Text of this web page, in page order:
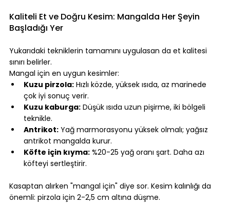
Kaliteli Et ve Doğru Kesim: Mangalda Her Şeyin
Başladığı Yer
Yukarıdaki tekniklerin tamamını uygulasan da et kalitesi
sınırı belirler.
Mangal için en uygun kesimler:
Kuzu pirzola: Hızlı közde, yüksek ısıda, az marinede
çok iyi sonuç verir.
Kuzu kaburga: Düşük ısıda uzun pişirme, iki bölgeli
teknikle.
Antrikot: Yağ marmorasyonu yüksek olmalı; yağsız
antrikot mangalda kurur.
Köfte için kıyma: %20-25 yağ oranı şart. Daha azı
köfteyi sertleştirir.
Kasaptan alırken "mangal için" diye sor. Kesim kalınlığı da
önemli: pirzola için 2-2,5 cm altına düşme.